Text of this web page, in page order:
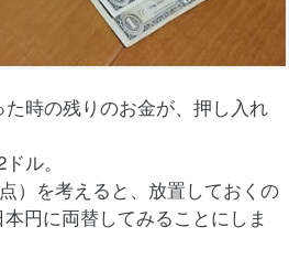
時の残りのお金が、押し入れ
ル。
）を考えると、放置しておくの
円に両替してみることにしま